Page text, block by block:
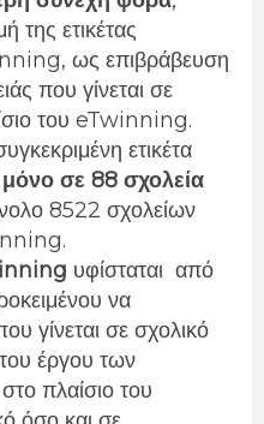
της ετικέτας
ως επιβράβευση
που γίνεται σε
του eTwinning.
ετικέτα
σε 88 σχολεία
8522 σχολείων
.
υφίσταται από
να
γίνεται σε σχολικό
έργου των
πλαίσιο του